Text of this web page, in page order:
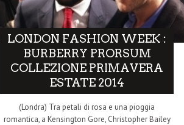
LONDON FASHION WEEK :
BURBERRY PRORSUM
COLLEZIONE PRIMAVERA
ESTATE 2014
(Londra) Tra petali di rosa e una pioggia
romantica, a Kensington Gore, Christopher Bailey